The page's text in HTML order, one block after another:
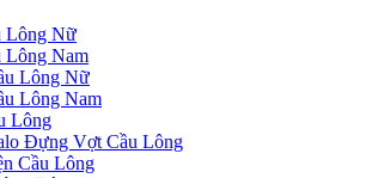
Lông Nữ
Lông Nam
Lông Nữ
Lông Nam
Lông
Đựng Vợt Cầu Lông
Cầu Lông